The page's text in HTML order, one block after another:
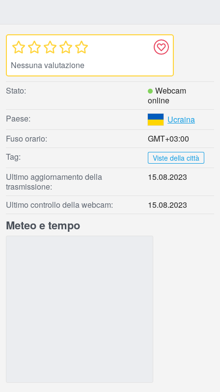
Nessuna valutazione
Stato:
Webcam
online
Paese:
Ucraina
Fuso orario:
GMT+03:00
Tag:
Viste della città
Ultimo aggiornamento della
trasmissione:
15.08.2023
Ultimo controllo della webcam: 15.08.2023
Meteo e tempo